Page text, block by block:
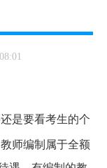
还是要看考生的个
师编制属于全额